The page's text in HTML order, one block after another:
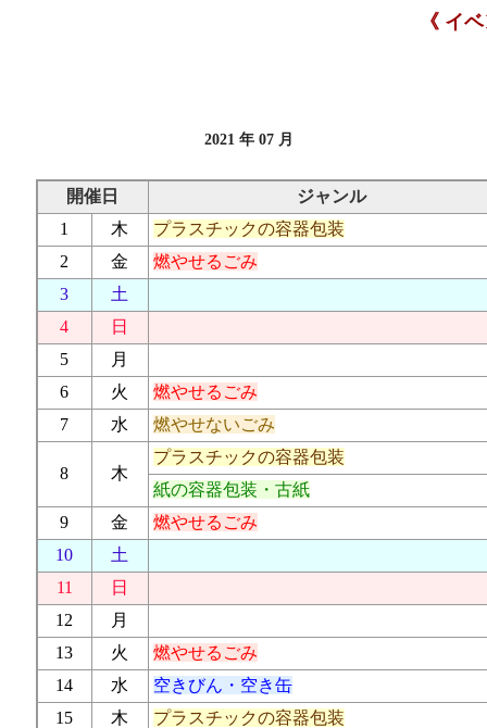
《 イ
2021 年 07 月
開催日
ジャンル
1
木
プラスチックの容器包装
2
金
燃やせるごみ
3
土
4
日
5
月
6
火
燃やせるごみ
7
水 燃やせないごみ
8 木
プラスチックの容器包装
紙の容器包装・古紙
9
金
燃やせるごみ
10
土
11
日
12
月
13
火
燃やせるごみ
14
水
空きびん・空き缶
15
木
プラスチックの容器包装